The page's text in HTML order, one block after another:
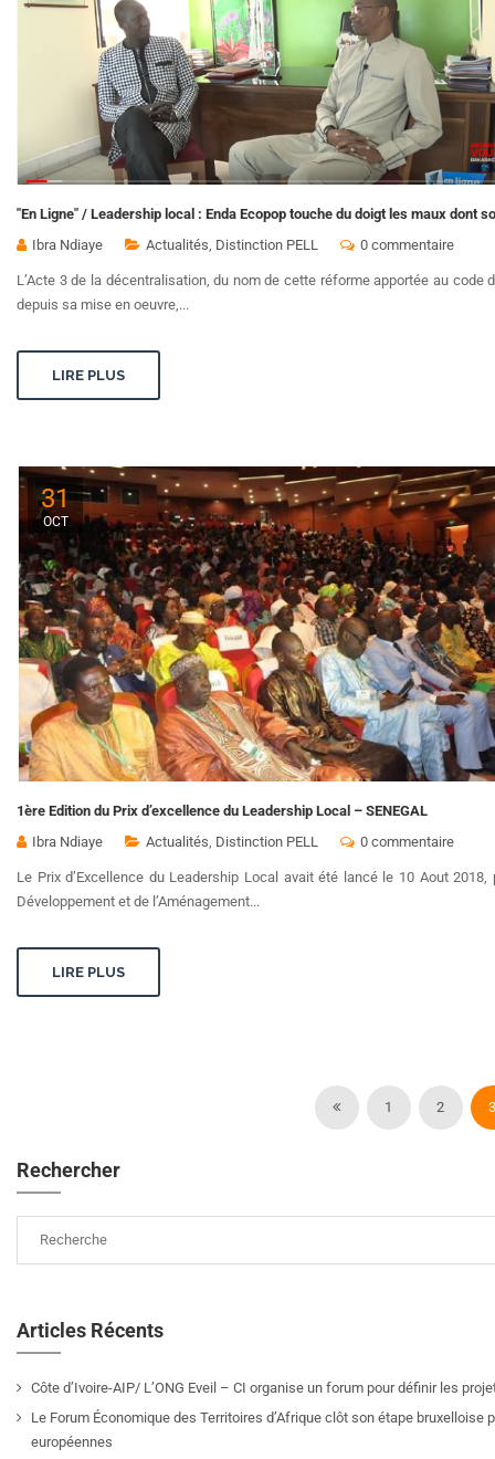
"En Ligne" / Leadership local : Enda Ecopop touche du doigt les maux dont
Ibra Ndiaye
Actualités Distinction PELL 0 commentaire
L’Acte 3 de la décentralisation, du nom de cette réforme apportée au
depuis sa mise en oeuvre,...
LIRE PLUS
31
OCT
1ère Edition du Prix d’excellence du Leadership Local – SENEGAL
Ibra Ndiaye
Actualités Distinction PELL 0 commentaire
Le Prix d’Excellence du Leadership Local avait été lancé le 10 Aout
Développement et de l’Aménagement...
LIRE PLUS
1 2 3
Rechercher
Articles Récents
Côte d’Ivoire-AIP/ L’ONG Eveil – CI organise un forum pour définir les
Le Forum Économique des Territoires d’Afrique clôt son étape
européennes